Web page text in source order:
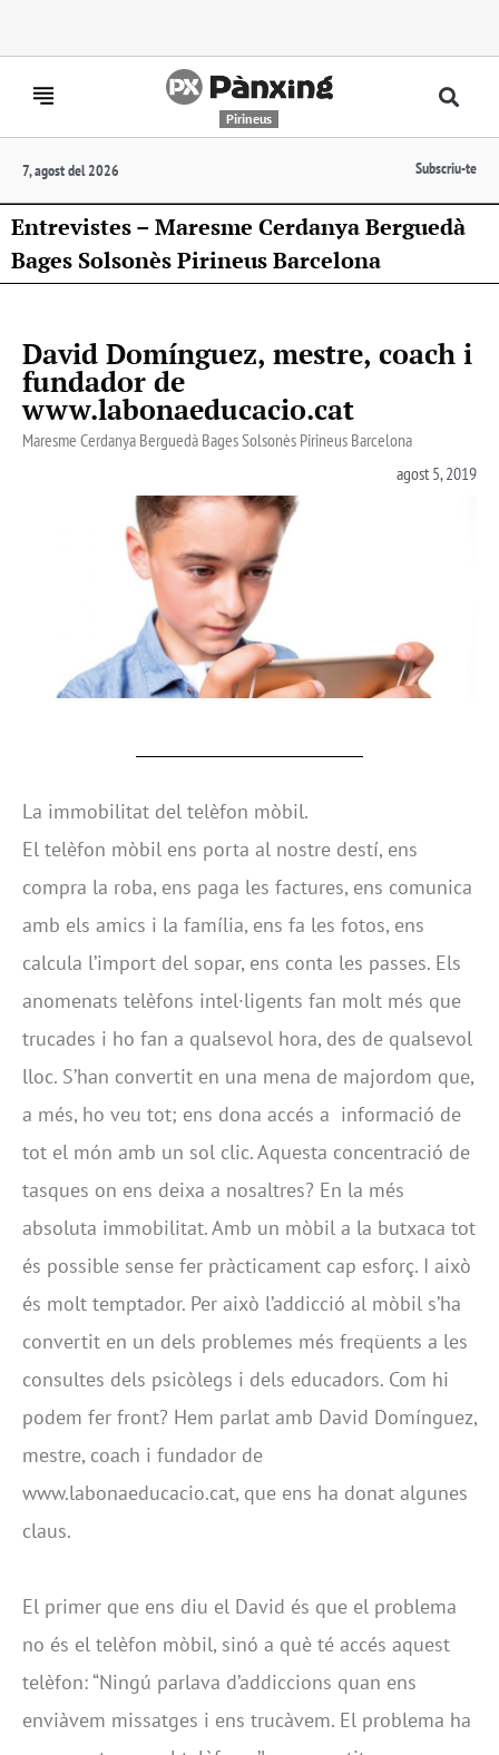
Pirineus
7, agost del 2026 Subscriu-te
Entrevistes – Maresme Cerdanya Berguedà
Bages Solsonès Pirineus Barcelona
David Domínguez, mestre, coach i
fundador de
www.labonaeducacio.cat
Maresme Cerdanya Berguedà Bages Solsonès Pirineus Barcelona
agost 5, 2019
La immobilitat del telèfon mòbil.
El telèfon mòbil ens porta al nostre destí, ens
compra la roba, ens paga les factures, ens comunica
amb els amics i la família, ens fa les fotos, ens
calcula l’import del sopar, ens conta les passes. Els
anomenats telèfons intel·ligents fan molt més que
trucades i ho fan a qualsevol hora, des de qualsevol
lloc. S’han convertit en una mena de majordom que,
a més, ho veu tot; ens dona accés a informació de
tot el món amb un sol clic. Aquesta concentració de
tasques on ens deixa a nosaltres? En la més
absoluta immobilitat. Amb un mòbil a la butxaca tot
és possible sense fer pràcticament cap esforç. I això
és molt temptador. Per això l’addicció al mòbil s’ha
convertit en un dels problemes més freqüents a les
consultes dels psicòlegs i dels educadors. Com hi
podem fer front? Hem parlat amb David Domínguez,
mestre, coach i fundador de
www.labonaeducacio.cat, que ens ha donat algunes
claus.
El primer que ens diu el David és que el problema
no és el telèfon mòbil, sinó a què té accés aquest
telèfon: “Ningú parlava d’addiccions quan ens
enviàvem missatges i ens trucàvem. El problema ha